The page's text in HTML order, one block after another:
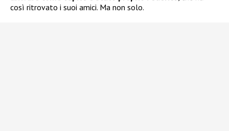
così ritrovato i suoi amici. Ma non solo.